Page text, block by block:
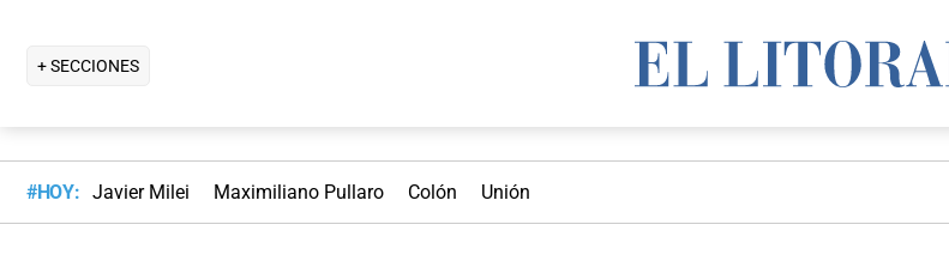
+ SECCIONES
#HOY: Javier Milei Maximiliano Pullaro Colón Unión